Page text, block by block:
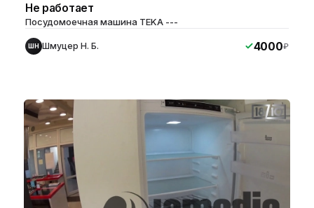
Не работает
Посудомоечная машина TEKA ---
ШН Шмуцер Н. Б. 4000₽